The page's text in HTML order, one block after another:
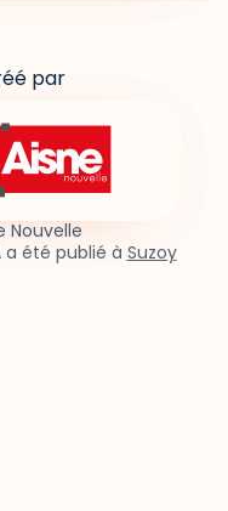
par
Nouvelle
a été publié à Suzoy